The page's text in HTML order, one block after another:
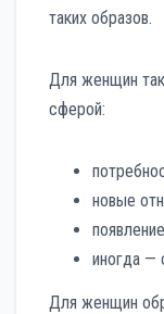
таких образов.
Для женщин
сферой:
новые
иногда —
Для женщин